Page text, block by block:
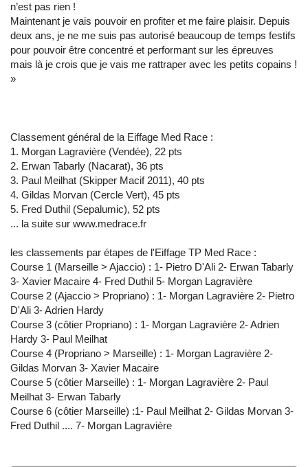
n’est pas rien !
Maintenant je vais pouvoir en profiter et me faire plaisir. Depuis
deux ans, je ne me suis pas autorisé beaucoup de temps festifs
pour pouvoir être concentré et performant sur les épreuves
mais là je crois que je vais me rattraper avec les petits copains !
»
Classement général de la Eiffage Med Race :
1. Morgan Lagravière (Vendée), 22 pts
2. Erwan Tabarly (Nacarat), 36 pts
3. Paul Meilhat (Skipper Macif 2011), 40 pts
4. Gildas Morvan (Cercle Vert), 45 pts
5. Fred Duthil (Sepalumic), 52 pts
... la suite sur www.medrace.fr
les classements par étapes de l'Eiffage TP Med Race :
Course 1 (Marseille > Ajaccio) : 1- Pietro D'Ali 2- Erwan Tabarly
3- Xavier Macaire 4- Fred Duthil 5- Morgan Lagravière
Course 2 (Ajaccio > Propriano) : 1- Morgan Lagravière 2- Pietro
D'Ali 3- Adrien Hardy
Course 3 (côtier Propriano) : 1- Morgan Lagravière 2- Adrien
Hardy 3- Paul Meilhat
Course 4 (Propriano > Marseille) : 1- Morgan Lagravière 2-
Gildas Morvan 3- Xavier Macaire
Course 5 (côtier Marseille) : 1- Morgan Lagravière 2- Paul
Meilhat 3- Erwan Tabarly
Course 6 (côtier Marseille) :1- Paul Meilhat 2- Gildas Morvan 3-
Fred Duthil .... 7- Morgan Lagravière